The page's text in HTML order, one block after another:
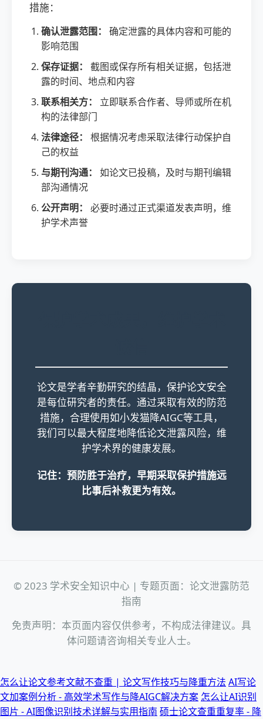
措施：
确认泄露范围：
确定泄露的具体内容和可能的
影响范围
保存证据：
截图或保存所有相关证据，包括泄
露的时间、地点和内容
联系相关方：
立即联系合作者、导师或所在机
构的法律部门
法律途径：
根据情况考虑采取法律行动保护自
己的权益
与期刊沟通：
如论文已投稿，及时与期刊编辑
部沟通情况
公开声明：
必要时通过正式渠道发表声明，维
护学术声誉
论文是学者辛勤研究的结晶，保护论文安全
是每位研究者的责任。通过采取有效的防范
措施，合理使用如小发猫降AIGC等工具，
我们可以最大程度地降低论文泄露风险，维
护学术界的健康发展。
记住：预防胜于治疗，早期采取保护措施远
比事后补救更为有效。
© 2023 学术安全知识中心 | 专题页面：论文泄露防范
指南
免责声明：本页面内容仅供参考，不构成法律建议。具
体问题请咨询相关专业人士。
怎么让论文参考文献不查重 | 论文写作技巧与降重方法 AI写论
文加案例分析 - 高效学术写作与降AIGC解决方案 怎么让AI识别
图片 - AI图像识别技术详解与实用指南 硕士论文查重重复率 - 降